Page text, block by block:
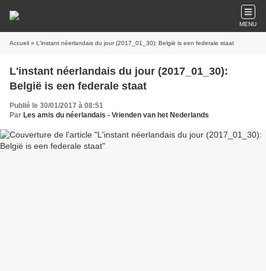
MENU
Accueil » L'instant néerlandais du jour (2017_01_30): België is een federale staat
L'instant néerlandais du jour (2017_01_30):
België is een federale staat
Publié le 30/01/2017 à 08:51
Par Les amis du néerlandais - Vrienden van het Nederlands